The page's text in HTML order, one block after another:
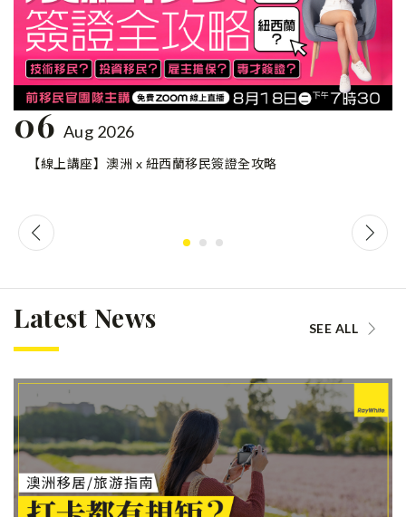
06 Aug 2026
【線上講座】澳洲 x 紐西蘭移民簽證全攻略
Latest News SEE ALL